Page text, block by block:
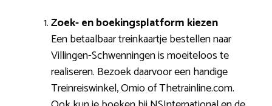
Zoek- en boekingsplatform kiezen
Een betaalbaar treinkaartje bestellen naar
Villingen-Schwenningen is moeiteloos te
realiseren. Bezoek daarvoor een handige
Treinreiswinkel, Omio of Thetrainline.com.